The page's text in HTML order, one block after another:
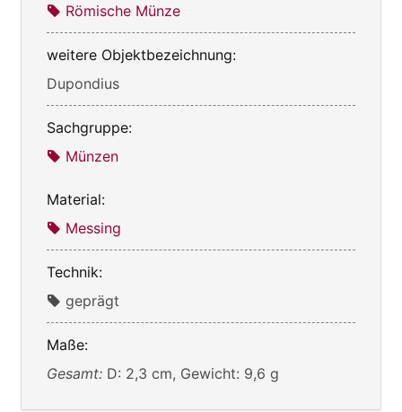
Römische Münze
weitere Objektbezeichnung:
Dupondius
Sachgruppe:
Münzen
Material:
Messing
Technik:
geprägt
Maße:
Gesamt: D: 2,3 cm, Gewicht: 9,6 g